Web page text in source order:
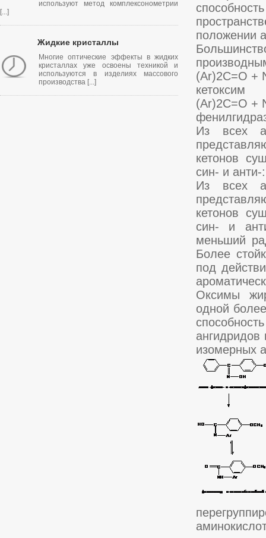
используют метод комплексонометрии
[...]
Жидкие кристаллы
Многие оптические эффекты в жидких
кристаллах уже освоены техникой и
используются в изделиях массового
производства [...]
положении
(Ar)2C=O +
кетоксим
(Ar)2C=O +
Из всех
кетонов
син- и анти-:
Из всех
кетонов
син- и
меньший
Более
под
Оксимы
одной
изомерных